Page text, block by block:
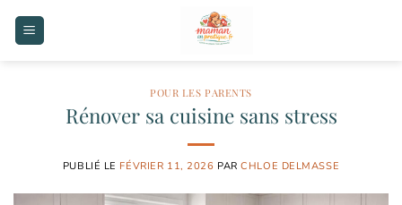
POUR LES PARENTS
Rénover sa cuisine sans stress
PUBLIÉ LE FÉVRIER 11, 2026 PARCHLOE DELMASSE